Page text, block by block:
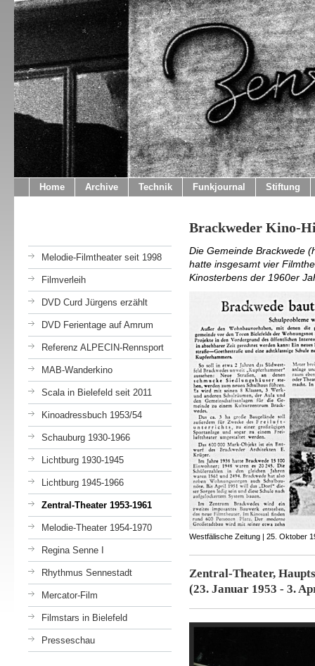
Home Archive Technik Funkjournal Stiftung
Melodie-Filmtheater seit 1998
Filmverleih
DVD Curd Jürgens erzählt
DVD Ferientage auf Amrum
Referenz ALPECIN-Rennsport
MAB-Wanderkino
Scala in Bielefeld seit 2011
Kinoadressbuch 1953/54
Schauburg 1930-1966
Lichtburg 1930-1945
Lichtburg 1945-1966
Zentral-Theater 1953-1961
Melodie-Theater 1954-1970
Regina Senne I
Rhythmus Sennestadt
Mercator-Film
Filmstars in Bielefeld
Presseschau
Brackweder Kino-
Die Gemeinde Brackwede
hatte insgesamt vier
Kinosterbens der 1960er
Westfälische Zeitung | 25. Oktober
Zentral-
(23. Januar 1953 - 3.